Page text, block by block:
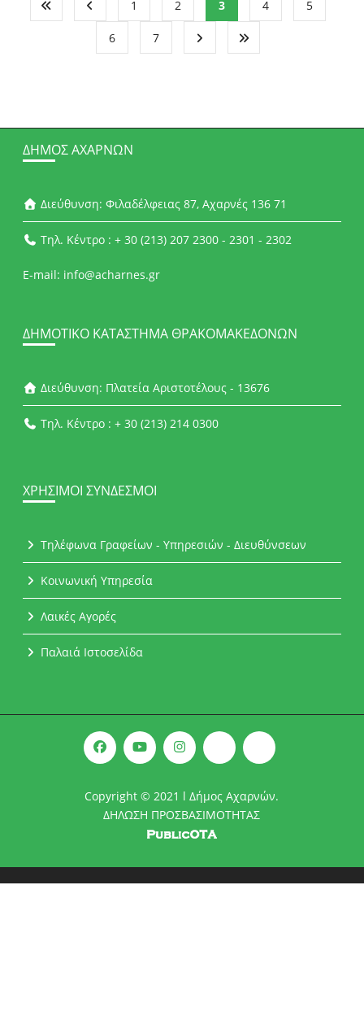
1 2 3 4 5
6 7
ΔΉΜΟΣ ΑΧΑΡΝΏΝ
Διεύθυνση: Φιλαδέλφειας 87, Αχαρνές 136 71
Τηλ. Κέντρο : + 30 (213) 207 2300 - 2301 - 2302
E-mail: info@acharnes.gr
ΔΗΜΟΤΙΚΌ ΚΑΤΆΣΤΗΜΑ ΘΡΑΚΟΜΑΚΕΔΌΝΩΝ
Διεύθυνση: Πλατεία Αριστοτέλους - 13676
Τηλ. Κέντρο : + 30 (213) 214 0300
ΧΡΉΣΙΜΟΙ ΣΎΝΔΕΣΜΟΙ
Τηλέφωνα Γραφείων - Υπηρεσιών - Διευθύνσεων
Κοινωνική Υπηρεσία
Λαικές Αγορές
Παλαιά Ιστοσελίδα
Copyright © 2021 l Δήμος Αχαρνών.
ΔΗΛΩΣΗ ΠΡΟΣΒΑΣΙΜΟΤΗΤΑΣ